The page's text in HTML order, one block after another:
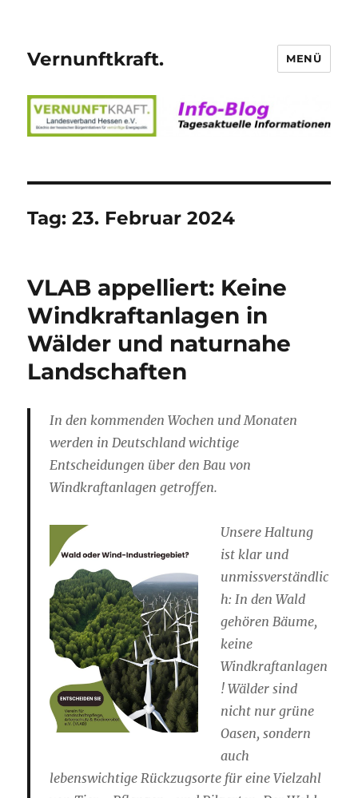
Vernunftkraft. MENÜ
Tag:23. Februar 2024
VLAB appelliert: Keine
Windkraftanlagen in
Wälder und naturnahe
Landschaften
In den kommenden Wochen und Monaten
werden in Deutschland wichtige
Entscheidungen über den Bau von
Windkraftanlagen getroffen.
Unsere Haltung
ist klar und
unmissverständlic
h: In den Wald
gehören Bäume,
keine
Windkraftanlagen
! Wälder sind
nicht nur grüne
Oasen, sondern
auch
lebenswichtige Rückzugsorte für eine Vielzahl